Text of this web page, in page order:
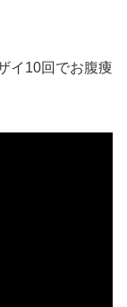
イ10回でお腹痩